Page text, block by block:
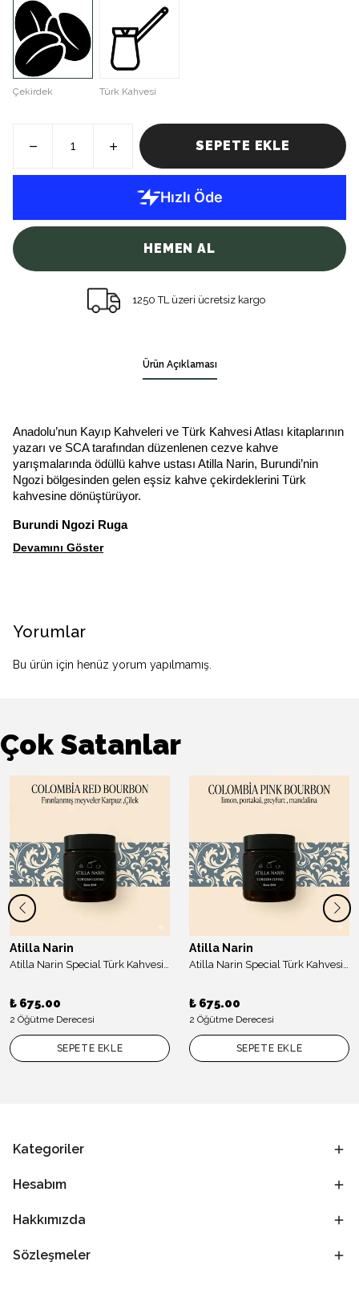
Çekirdek Türk Kahvesi
SEPETE EKLE
HEMEN AL
1250 TL üzeri ücretsiz kargo
Ürün Açıklaması
Anadolu’nun Kayıp Kahveleri ve Türk Kahvesi Atlası kitaplarının
yazarı ve SCA tarafından düzenlenen cezve kahve
yarışmalarında ödüllü kahve ustası Atilla Narin, Burundi’nin
Ngozi bölgesinden gelen eşsiz kahve çekirdeklerini Türk
kahvesine dönüştürüyor.
Burundi Ngozi Ruga
Devamını Göster
Yorumlar
Bu ürün için henüz yorum yapılmamış.
Çok Satanlar
Atilla Narin
Atilla Narin Special Türk Kahvesi Colombıa Red Bourbon Signature Series 45 gr
₺ 675.00
2 Öğütme Derecesi
SEPETE EKLE
Atilla Narin
Atilla Narin Special Türk Kahvesi Colombıa Pınk Bourbon Signature Series 45 gr
₺ 675.00
2 Öğütme Derecesi
SEPETE EKLE
Kategoriler
Hesabım
Hakkımızda
Sözleşmeler